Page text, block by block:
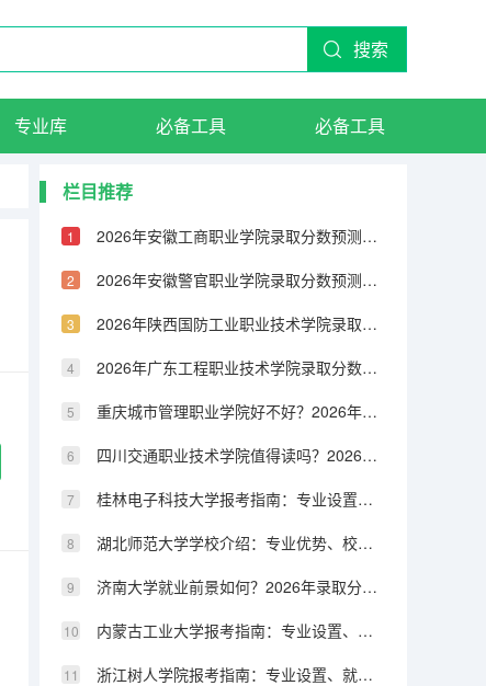
搜索
专业库 必备工具 必备工具
栏目推荐
2026年安徽工商职业学院录取分数预测：投档线、生活条件与就业数据
2026年安徽警官职业学院录取分数预测：投档线、生活条件与就业数据
2026年陕西国防工业职业技术学院录取分数预测：投档线、生活条件与就业数据
2026年广东工程职业技术学院录取分数预测：投档线、生活条件与就业数据
重庆城市管理职业学院好不好？2026年投档线、学费及就业数据一览
四川交通职业技术学院值得读吗？2026年分数线、费用明细与毕业出路
桂林电子科技大学报考指南：专业设置、就业数据与2026分数线参考
湖北师范大学学校介绍：专业优势、校园环境与录取分数一览
济南大学就业前景如何？2026年录取分数与专业设施详解
内蒙古工业大学报考指南：专业设置、就业数据与2026分数线参考
浙江树人学院报考指南：专业设置、就业数据与2026分数线参考